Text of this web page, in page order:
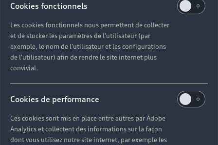
Cookies fonctionnels
Les cookies fonctionnels nous permettent de collecter
et de stocker les paramètres de l'utilisateur (par
exemple, le nom de l'utilisateur et les configurations
de l'utilisateur) afin de rendre le site internet plus
convivial.
Cookies de performance
Ces cookies sont mis en place entre autres par Adobe
Analytics et collectent des informations sur la façon
dont vous utilisez notre site internet, par exemple les